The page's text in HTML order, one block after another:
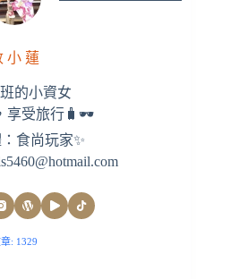
小 蓮
的小資女
享受旅行🧳🕶
食尚玩家✨
: 1329